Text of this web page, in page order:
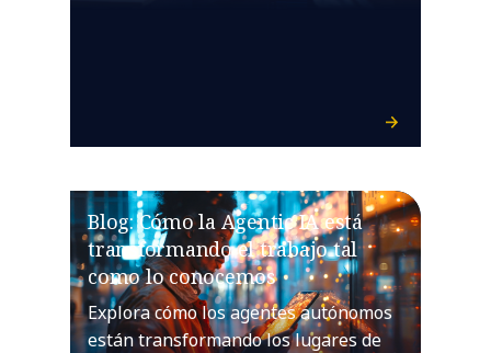
Blog: Cómo la Agentic IA está
transformando el trabajo tal
como lo conocemos
Explora cómo los agentes autónomos
están transformando los lugares de